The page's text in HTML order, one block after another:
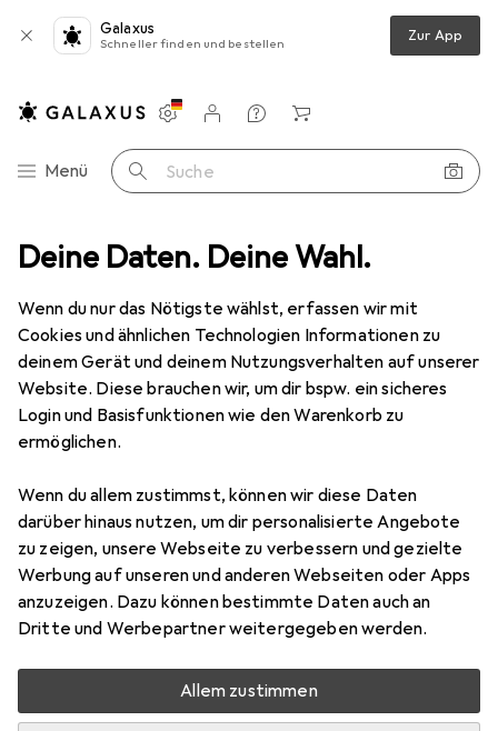
Deine Daten. Deine Wahl.
Wenn du nur das Nötigste wählst, erfassen wir mit
Cookies und ähnlichen Technologien Informationen zu
deinem Gerät und deinem Nutzungsverhalten auf unserer
Website. Diese brauchen wir, um dir bspw. ein sicheres
Login und Basisfunktionen wie den Warenkorb zu
ermöglichen.
Wenn du allem zustimmst, können wir diese Daten
darüber hinaus nutzen, um dir personalisierte Angebote
zu zeigen, unsere Webseite zu verbessern und gezielte
Werbung auf unseren und anderen Webseiten oder Apps
anzuzeigen. Dazu können bestimmte Daten auch an
Dritte und Werbepartner weitergegeben werden.
Allem zustimmen
Galaxus
Schneller finden und bestellen Zur App
Navigation nach Kategorien
Menü Suche
Einstellungen
Kundenkonto
Vergleichslisten
Merklisten
Warenkorb
Wohntextilien + Teppiche Dekokissen
6 Bilder
Inter Link Katla
45 x 45 cm
Bewertungen Marke
Mehr von Inter Link
Aktuell nicht lieferbar
Benachrichtigen, wenn lieferbar
Vergleichen Merken